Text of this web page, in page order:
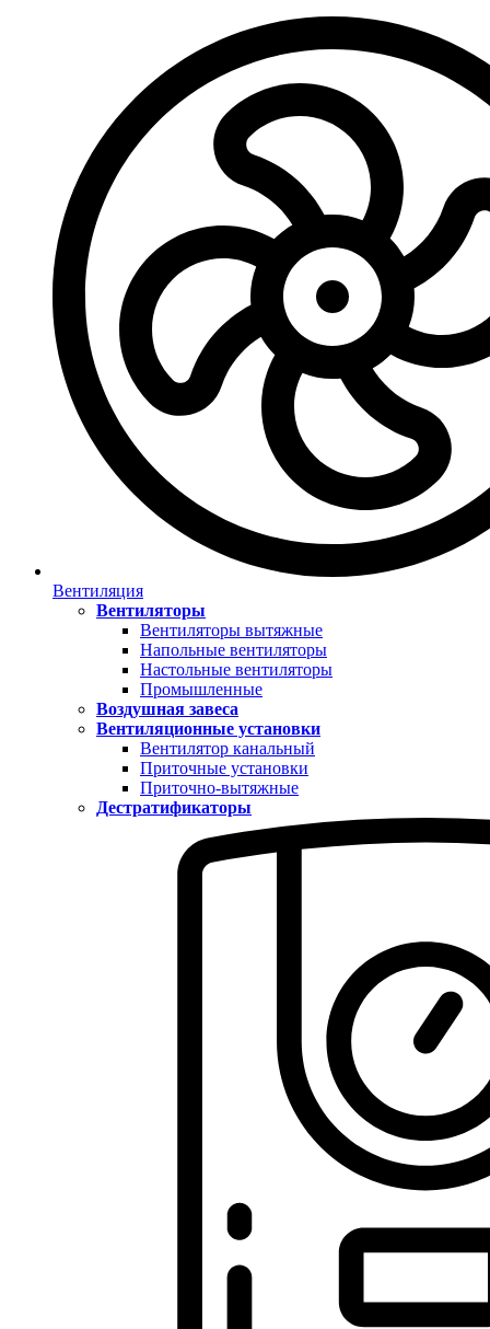
Вентиляция
Вентиляторы
Вентиляторы вытяжные
Напольные вентиляторы
Настольные вентиляторы
Промышленные
Воздушная завеса
Вентиляционные установки
Вентилятор канальный
Приточные установки
Приточно-вытяжные
Дестратификаторы